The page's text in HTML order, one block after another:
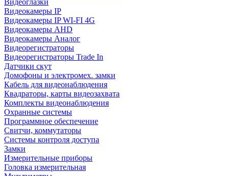
Видеоглазки
Видеокамеры IP
Видеокамеры IP WI-FI 4G
Видеокамеры AHD
Видеокамеры Аналог
Видеорегистраторы
Видеорегистраторы Trade In
Датчики скут
Домофоны и электромех. замки
Кабель для видеонаблюдения
Квадраторы, карты видеозахвата
Комплекты видеонаблюдения
Охранные системы
Программное обеспечение
Свитчи, коммутаторы
Системы контроля доступа
Замки
Измерительные приборы
Головка измерительная